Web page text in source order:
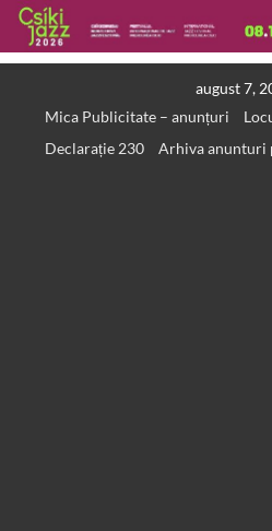
august 7,
Mica Publicitate – anunțuri
Declarație 230
Arhiva anunturi